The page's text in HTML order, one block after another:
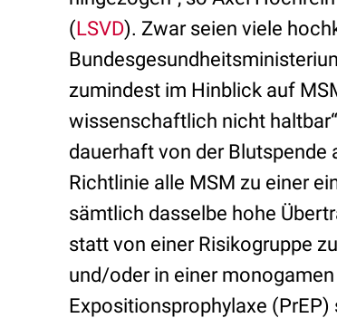
(LSVD). Zwar seien viele
zumindest im Hinblick auf
wissenschaftlich nicht
dauerhaft von der Blutspende
Richtlinie alle MSM zu einer
sämtlich dasselbe hohe
statt von einer Risikogruppe
und/oder in einer
Expositionsprophylaxe